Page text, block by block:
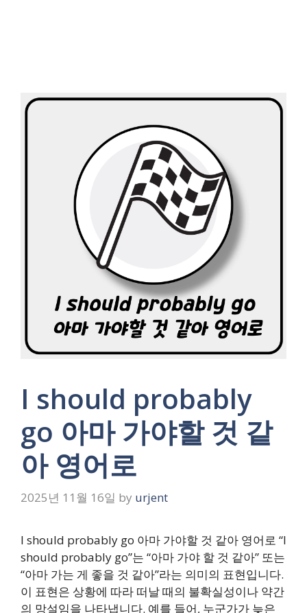
I should probably
go 아마 가야할 것 같
아 영어로
2025년 11월 16일 by urjent
I should probably go 아마 가야할 것 같아 영어로 “I
should probably go”는 “아마 가야 할 것 같아” 또는
“아마 가는 게 좋을 것 같아”라는 의미의 표현입니다.
이 표현은 상황에 따라 떠날 때의 불확실성이나 약간
의 망설임을 나타냅니다. 예를 들어, 누군가가 늦은